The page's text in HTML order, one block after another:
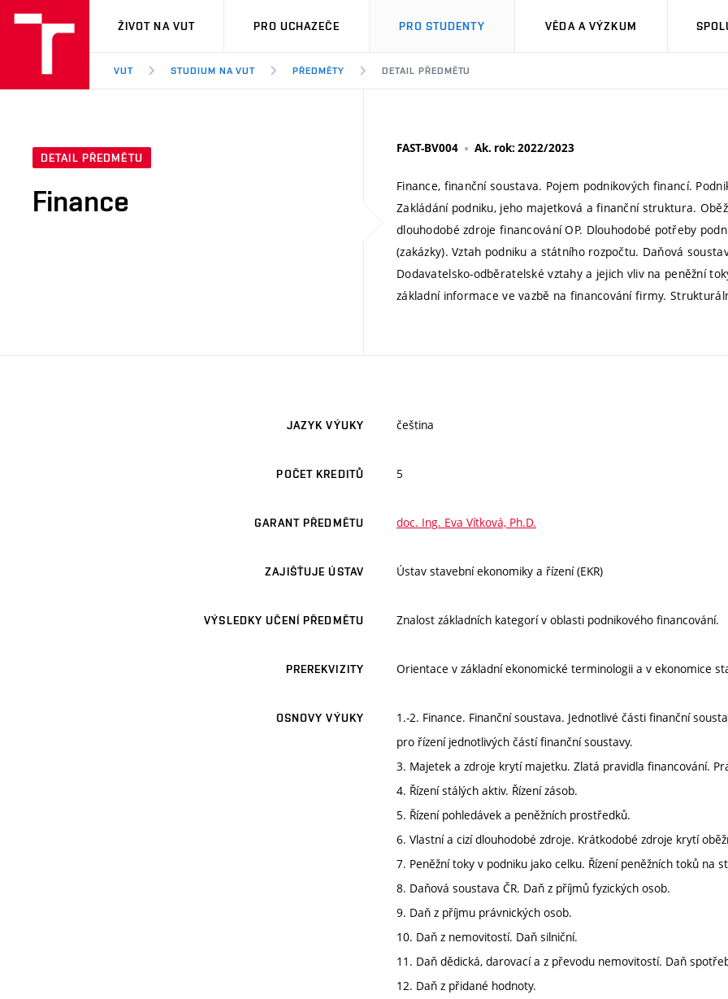
VUT
ŽIVOT NA VUT PRO UCHAZEČE PRO STUDENTY VĚDA A VÝZKUM
VUT STUDIUM NA VUT PŘEDMĚTY DETAIL PŘEDMĚTU
DETAIL PŘEDMĚTU
Finance
FAST-BV004 Ak. rok: 2022/2023
Finance, finanční soustava. Pojem podnikových financí.
Zakládání podniku, jeho majetková a finanční struktura.
dlouhodobé zdroje financování OP. Dlouhodobé potřeby
(zakázky). Vztah podniku a státního rozpočtu. Daňová
Dodavatelsko-odběratelské vztahy a jejich vliv na peněžní
základní informace ve vazbě na financování firmy.
JAZYK VÝUKY čeština
POČET KREDITŮ 5
GARANT PŘEDMĚTU doc. Ing. Eva Vítková, Ph.D.
ZAJIŠŤUJE ÚSTAV Ústav stavební ekonomiky a řízení (EKR)
VÝSLEDKY UČENÍ PŘEDMĚTU Znalost základních kategorí v oblasti podnikového financování.
PREREKVIZITY Orientace v základní ekonomické terminologii a v ekonomice
OSNOVY VÝUKY
1.-2. Finance. Finanční soustava. Jednotlivé části finanční
pro řízení jednotlivých částí finanční soustavy.
3. Majetek a zdroje krytí majetku. Zlatá pravidla financování.
4. Řízení stálých aktiv. Řízení zásob.
5. Řízení pohledávek a peněžních prostředků.
6. Vlastní a cizí dlouhodobé zdroje. Krátkodobé zdroje krytí
7. Peněžní toky v podniku jako celku. Řízení peněžních toků na
8. Daňová soustava ČR. Daň z příjmů fyzických osob.
9. Daň z příjmu právnických osob.
10. Daň z nemovitostí. Daň silniční.
11. Daň dědická, darovací a z převodu nemovitostí. Daň
12. Daň z přidané hodnoty.